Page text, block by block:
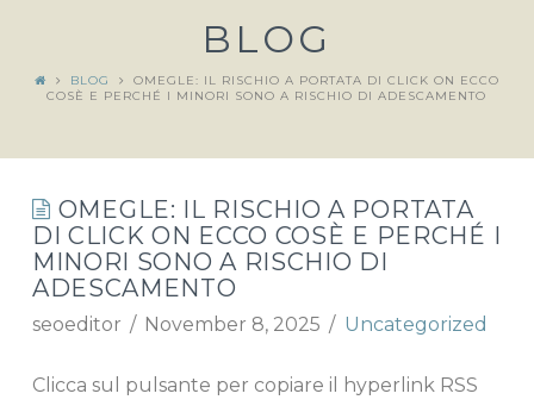
BLOG
BLOG
OMEGLE: IL RISCHIO A PORTATA DI CLICK ON ECCO
COSÈ E PERCHÉ I MINORI SONO A RISCHIO DI ADESCAMENTO
OMEGLE: IL RISCHIO A PORTATA
DI CLICK ON ECCO COSÈ E PERCHÉ I
MINORI SONO A RISCHIO DI
ADESCAMENTO
seoeditor November 8, 2025 Uncategorized
Clicca sul pulsante per copiare il hyperlink RSS